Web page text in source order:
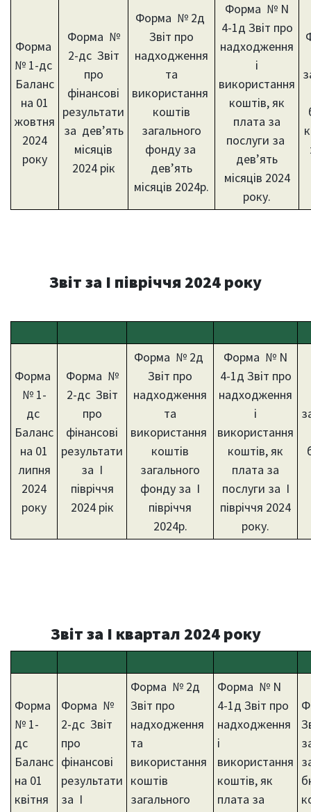
Форма
№ 1-дс
Баланс
на 01
жовтня
2024
року
Форма №
2-дс Звіт
про
фінансові
результати
за дев’ять
місяців
2024 рік
Форма № 2д
Звіт про
надходження
та
використання
коштів
загального
фонду за
дев’ять
місяців 2024р.
Форма № N
4-1д Звіт про
надходження
і
використання
коштів, як
плата за
послуги за
дев’ять
місяців 2024
року.
Звіт за І півріччя 2024 року
Форма
№ 1-
дс
Баланс
на 01
липня
2024
року
Форма №
2-дс Звіт
про
фінансові
результати
за І
півріччя
2024 рік
Форма № 2д
Звіт про
надходження
та
використання
коштів
загального
фонду за І
півріччя
2024р.
Форма № N
4-1д Звіт про
надходження
і
використання
коштів, як
плата за
послуги за I
півріччя 2024
року.
Звіт за І квартал 2024 року
Форма
№ 1-
дс
Баланс
на 01
квітня
Форма №
2-дс Звіт
про
фінансові
результати
за І
Форма № 2д
Звіт про
надходження
та
використання
коштів
загального
Форма № N
4-1д Звіт про
надходження
і
використання
коштів, як
плата за